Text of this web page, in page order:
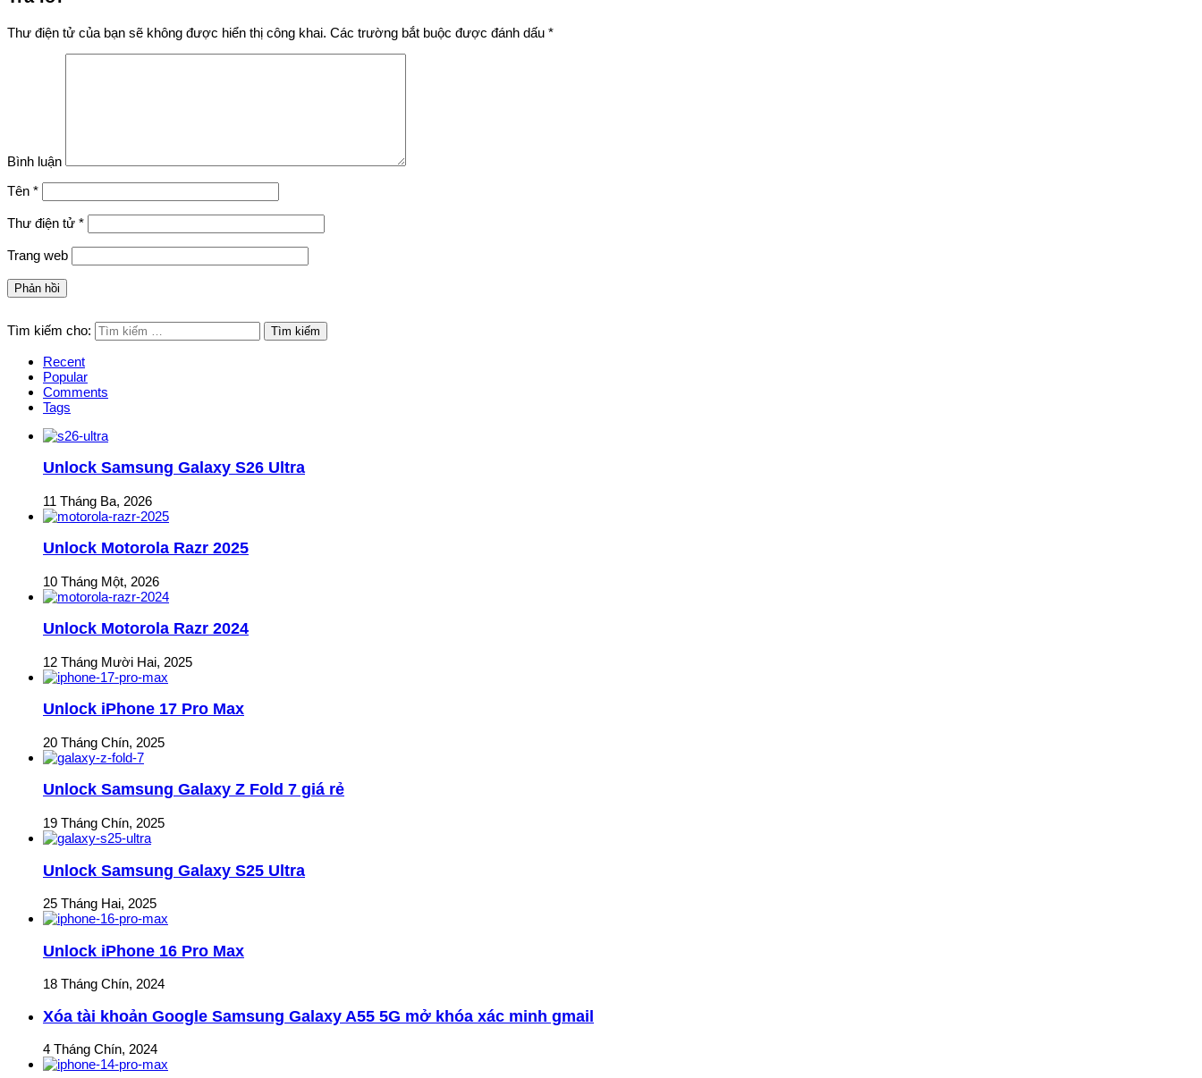
Thư điện tử của bạn sẽ không được hiển thị công khai. Các trường bắt buộc được đánh dấu *
Bình luận
Tên *
Thư điện tử *
Trang web
Tìm kiếm cho:
Recent
Popular
Comments
Tags
Unlock Samsung Galaxy S26 Ultra
11 Tháng Ba, 2026
Unlock Motorola Razr 2025
10 Tháng Một, 2026
Unlock Motorola Razr 2024
12 Tháng Mười Hai, 2025
Unlock iPhone 17 Pro Max
20 Tháng Chín, 2025
Unlock Samsung Galaxy Z Fold 7 giá rẻ
19 Tháng Chín, 2025
Unlock Samsung Galaxy S25 Ultra
25 Tháng Hai, 2025
Unlock iPhone 16 Pro Max
18 Tháng Chín, 2024
Xóa tài khoản Google Samsung Galaxy A55 5G mở khóa xác minh gmail
4 Tháng Chín, 2024